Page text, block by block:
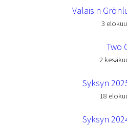
Valaisin
3
Two
2
Syksyn
18
Syksyn